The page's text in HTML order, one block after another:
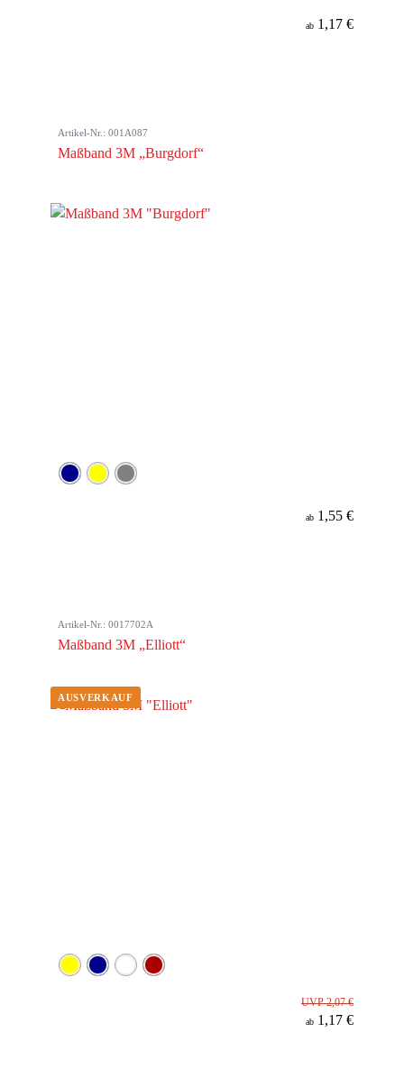
ab 1,17 €
Artikel-Nr.: 001A087
Maßband 3M „Burgdorf“
ab 1,55 €
Artikel-Nr.: 0017702A
Maßband 3M „Elliott“
UVP 2,07 €
ab 1,17 €